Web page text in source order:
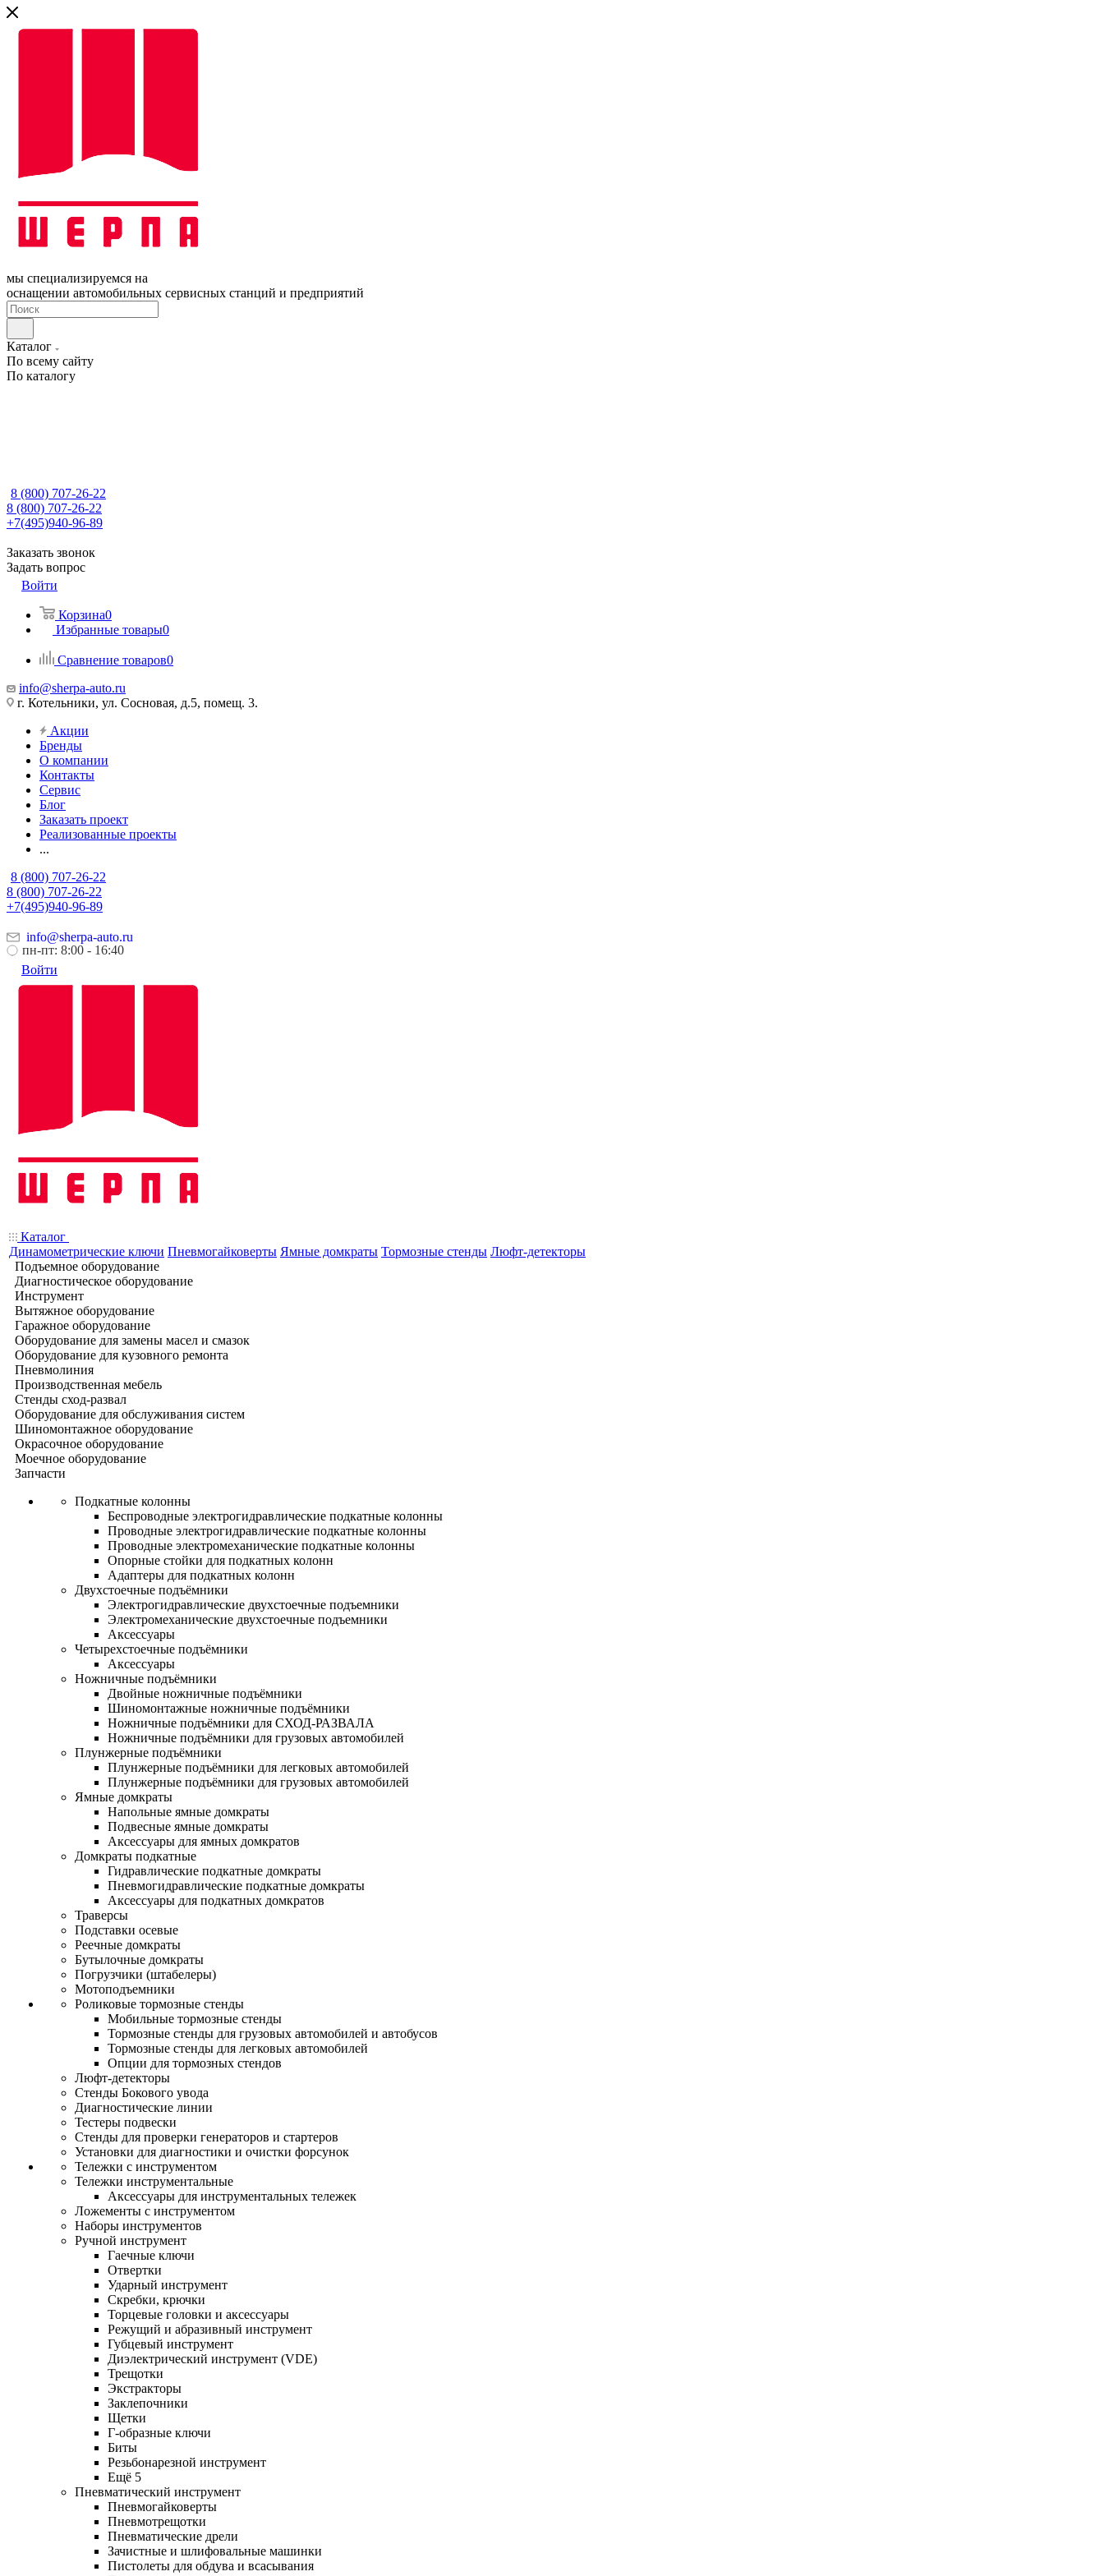
мы специализируемся на
оснащении автомобильных сервисных станций и предприятий
Каталог
По всему сайту
По каталогу
8 (800) 707-26-22
8 (800) 707-26-22
+7(495)940-96-89
Заказать звонок
Задать вопрос
Войти
Корзина0
Избранные товары0
Сравнение товаров0
info@sherpa-auto.ru
г. Котельники, ул. Сосновая, д.5, помещ. 3.
Акции
Бренды
О компании
Контакты
Сервис
Блог
Заказать проект
Реализованные проекты
...
8 (800) 707-26-22
8 (800) 707-26-22
+7(495)940-96-89
info@sherpa-auto.ru
пн-пт: 8:00 - 16:40
Войти
Каталог
Динамометрические ключи Пневмогайковерты Ямные домкраты Тормозные стенды Люфт-детекторы
Подъемное оборудование
Диагностическое оборудование
Инструмент
Вытяжное оборудование
Гаражное оборудование
Оборудование для замены масел и смазок
Оборудование для кузовного ремонта
Пневмолиния
Производственная мебель
Стенды сход-развал
Оборудование для обслуживания систем
Шиномонтажное оборудование
Окрасочное оборудование
Моечное оборудование
Запчасти
Подкатные колонны
Беспроводные электрогидравлические подкатные колонны
Проводные электрогидравлические подкатные колонны
Проводные электромеханические подкатные колонны
Опорные стойки для подкатных колонн
Адаптеры для подкатных колонн
Двухстоечные подъёмники
Электрогидравлические двухстоечные подъемники
Электромеханические двухстоечные подъемники
Аксессуары
Четырехстоечные подъёмники
Аксессуары
Ножничные подъёмники
Двойные ножничные подъёмники
Шиномонтажные ножничные подъёмники
Ножничные подъёмники для СХОД-РАЗВАЛА
Ножничные подъёмники для грузовых автомобилей
Плунжерные подъёмники
Плунжерные подъёмники для легковых автомобилей
Плунжерные подъёмники для грузовых автомобилей
Ямные домкраты
Напольные ямные домкраты
Подвесные ямные домкраты
Аксессуары для ямных домкратов
Домкраты подкатные
Гидравлические подкатные домкраты
Пневмогидравлические подкатные домкраты
Аксессуары для подкатных домкратов
Траверсы
Подставки осевые
Реечные домкраты
Бутылочные домкраты
Погрузчики (штабелеры)
Мотоподъемники
Роликовые тормозные стенды
Мобильные тормозные стенды
Тормозные стенды для грузовых автомобилей и автобусов
Тормозные стенды для легковых автомобилей
Опции для тормозных стендов
Люфт-детекторы
Стенды Бокового увода
Диагностические линии
Тестеры подвески
Стенды для проверки генераторов и стартеров
Установки для диагностики и очистки форсунок
Тележки с инструментом
Тележки инструментальные
Аксессуары для инструментальных тележек
Ложементы с инструментом
Наборы инструментов
Ручной инструмент
Гаечные ключи
Отвертки
Ударный инструмент
Скребки, крючки
Торцевые головки и аксессуары
Режущий и абразивный инструмент
Губцевый инструмент
Диэлектрический инструмент (VDE)
Трещотки
Экстракторы
Заклепочники
Щетки
Г-образные ключи
Биты
Резьбонарезной инструмент
Ещё 5
Пневматический инструмент
Пневмогайковерты
Пневмотрещотки
Пневматические дрели
Зачистные и шлифовальные машинки
Пистолеты для обдува и всасывания